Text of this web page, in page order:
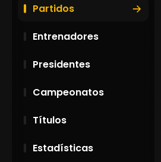
Partidos
Entrenadores
Presidentes
Campeonatos
Títulos
Estadísticas